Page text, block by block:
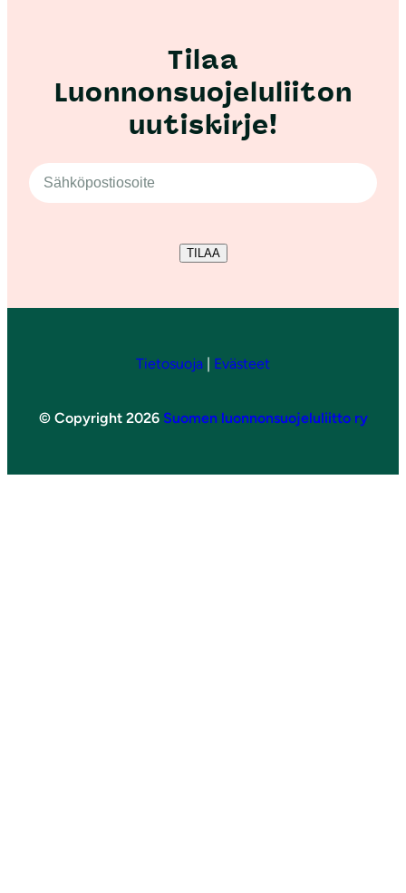
Tilaa
Luonnonsuojeluliiton
uutiskirje!
TILAA
Tietosuoja Evästeet
© Copyright 2026 Suomen luonnonsuojeluliitto ry